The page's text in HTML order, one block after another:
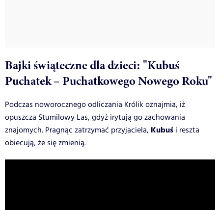
Bajki świąteczne dla dzieci: "Kubuś
Puchatek – Puchatkowego Nowego Roku"
Podczas noworocznego odliczania Królik oznajmia, iż
opuszcza Stumilowy Las, gdyż irytują go zachowania
znajomych. Pragnąc zatrzymać przyjaciela, Kubuś i reszta
obiecują, że się zmienią.